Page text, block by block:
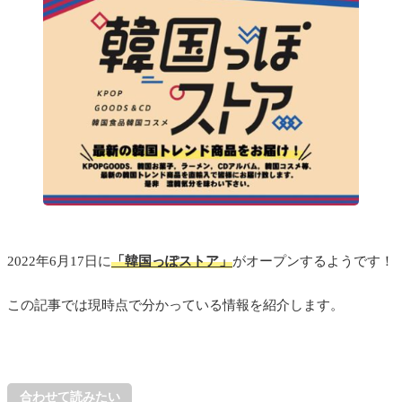
2022年6月17日に「韓国っぽストア」がオープンするようです！
この記事では現時点で分かっている情報を紹介します。
合わせて読みたい